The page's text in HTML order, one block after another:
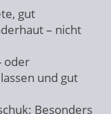
gut
– nicht
oder
und gut
Besonders